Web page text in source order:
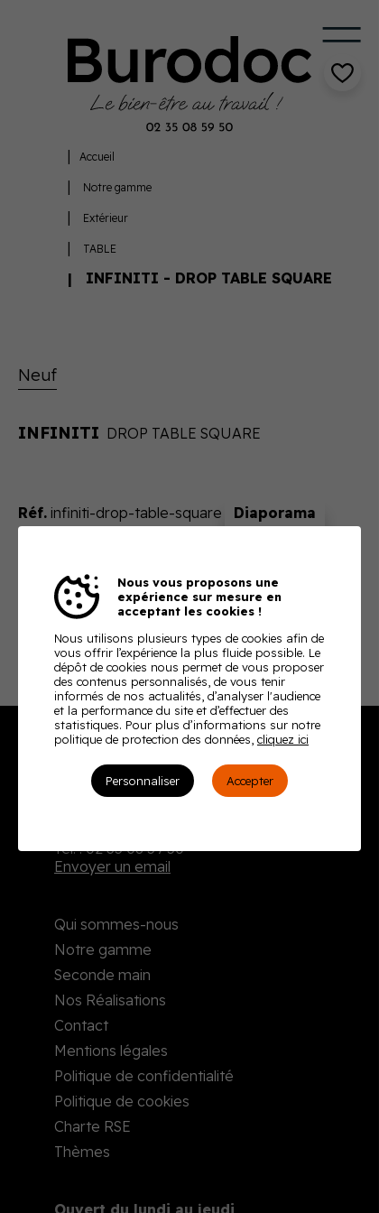
Accueil
Notre gamme
Extérieur
TABLE
INFINITI - DROP TABLE SQUARE
Neuf
INFINITI DROP TABLE SQUARE
Réf. infiniti-drop-table-square
En ajoutant ce produit à votre panier, nous vous
enverrons un devis ajusté à votre besoin
Télécharger la fiche technique
Burodoc
Tél. : 02 35 08 59 50
Envoyer un email
Qui sommes-nous
Notre gamme
Seconde main
Nos Réalisations
Contact
Mentions légales
Politique de confidentialité
Politique de cookies
Charte RSE
Thèmes
Nous vous proposons une
expérience sur mesure en
acceptant les cookies !
Nous utilisons plusieurs types de cookies afin de
vous offrir l’expérience la plus fluide possible. Le
dépôt de cookies nous permet de vous proposer
des contenus personnalisés, de vous tenir
informés de nos actualités, d’analyser l'audience
et la performance du site et d’effectuer des
statistiques. Pour plus d’informations sur notre
politique de protection des données, cliquez ici
Personnaliser Accepter